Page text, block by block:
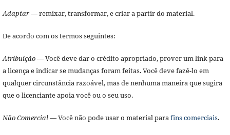
Adaptar— remixar, transformar, e criar a partir do material.
De acordo com os termos seguintes:
Atribuição— Você deve dar o crédito apropriado, prover um link para
a licença e indicar se mudanças foram feitas. Você deve fazê-lo em
qualquer circunstância razoável, mas de nenhuma maneira que sugira
que o licenciante apoia você ou o seu uso.
Não Comercial— Você não pode usar o material parafins comerciais.